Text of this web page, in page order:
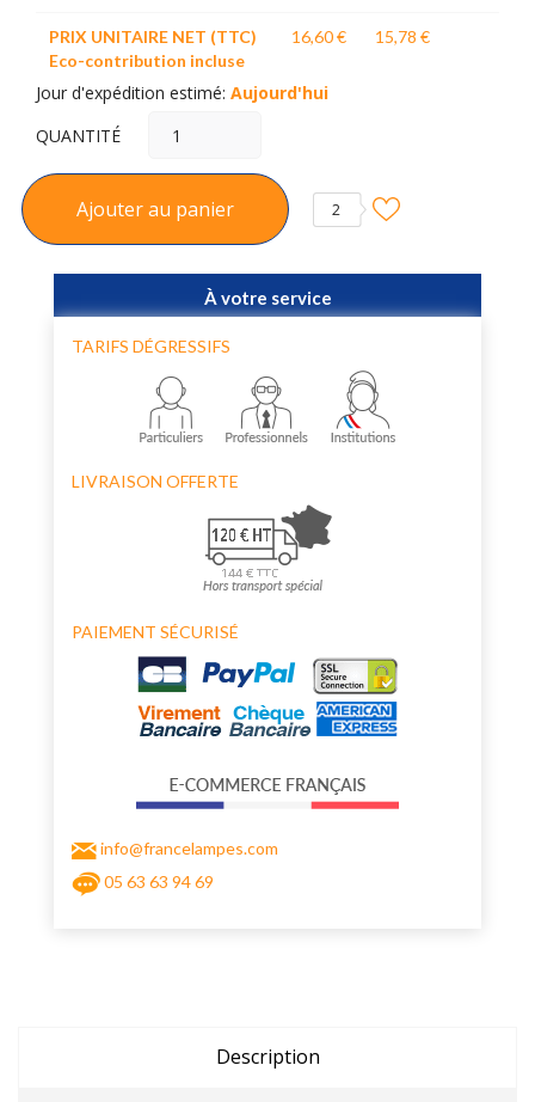
PRIX UNITAIRE NET (TTC)
Eco-contribution incluse
16,60 € 15,78 €
Jour d'expédition estimé: Aujourd'hui
QUANTITÉ
Ajouter au panier 2
À votre service
TARIFS DÉGRESSIFS
LIVRAISON OFFERTE
PAIEMENT SÉCURISÉ
info@francelampes.com
05 63 63 94 69
Description